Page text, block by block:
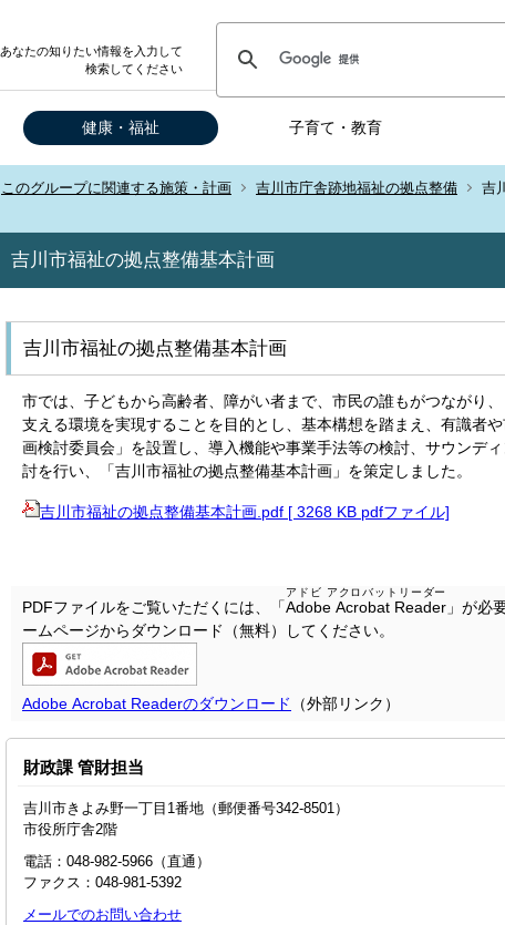
あなたの知りたい情報を入力して
検索してください
健康・福祉 子育て・教育
このグループに関連する施策・計画 吉川市庁舎跡地福祉の拠点整備 吉
吉川市福祉の拠点整備基本計画
吉川市福祉の拠点整備基本計画
市では、子どもから高齢者、障がい者まで、市民の誰もがつながり
支える環境を実現することを目的とし、基本構想を踏まえ、有識者
画検討委員会」を設置し、導入機能や事業手法等の検討、サウンデ
討を行い、「吉川市福祉の拠点整備基本計画」を策定 しました。
吉川市福祉の拠点整備基本計画.pdf [ 3268 KB pdfファイル]
PDFファイルをご覧いただくには、「Adobe Acrobat Reader
アドビ アクロバットリーダー
」が必
ームページからダウンロード（無料）してください。
Adobe Acrobat Readerのダウンロード （外部リンク）
財政課 管財担当
吉川市きよみ野一丁目1番地（郵便番号342-8501）
市役所庁舎2階
電話：048‐982‐5966（直通）
ファクス：048-981-5392
メールでのお問い合わせ